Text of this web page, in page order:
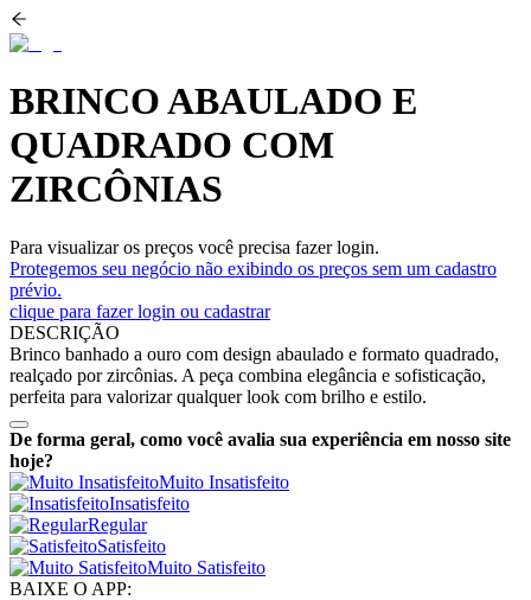
BRINCO ABAULADO E
QUADRADO COM
ZIRCÔNIAS
Para visualizar os preços você precisa fazer login.
Protegemos seu negócio não exibindo os preços sem um cadastro
prévio.
clique para fazer login ou cadastrar
DESCRIÇÃO
Brinco banhado a ouro com design abaulado e formato quadrado,
realçado por zircônias. A peça combina elegância e sofisticação,
perfeita para valorizar qualquer look com brilho e estilo.
De forma geral, como você avalia sua experiência em nosso site
hoje?
Muito Insatisfeito
Insatisfeito
Regular
Satisfeito
Muito Satisfeito
BAIXE O APP: